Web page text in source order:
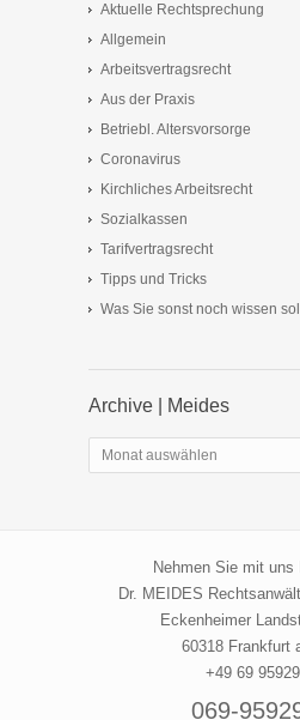
Aktuelle Rechtsprechung
Allgemein
Arbeitsvertragsrecht
Aus der Praxis
Betriebl. Altersvorsorge
Coronavirus
Kirchliches Arbeitsrecht
Sozialkassen
Tarifvertragsrecht
Tipps und Tricks
Was Sie sonst noch wissen
Archive | Meides
Archive
|
Nehmen Sie mit uns
Dr. MEIDES
Eckenheimer
60318 Frankfurt
+49 69
069-